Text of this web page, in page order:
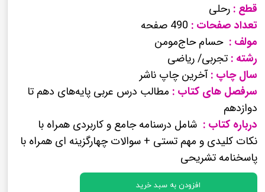
قطع : رحلی
تعداد صفحات : 490 صفحه
مولف : حسام حاج‌مومن
رشته : تجربی/ ریاضی
سال چاپ :آخرین چاپ ناشر
سرفصل های کتاب : مطالب درس عربی پایه‌های دهم تا
دوازدهم
درباره کتاب : شامل درسنامه جامع و کاربردی همراه با
نکات کلیدی و مهم تستی + سوالات چهارگزینه ای همراه با
پاسخنامه تشریحی
افزودن به سبد خرید